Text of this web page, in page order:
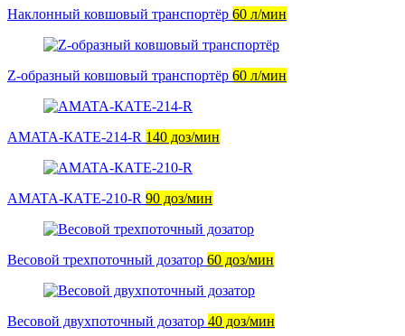
Наклонный ковшовый транспортёр 60 л/мин
Z-образный ковшовый транспортёр 60 л/мин
AMATA-КАТЕ-214-R 140 доз/мин
AMATA-КАТЕ-210-R 90 доз/мин
Весовой трехпоточный дозатор 60 доз/мин
Весовой двухпоточный дозатор 40 доз/мин